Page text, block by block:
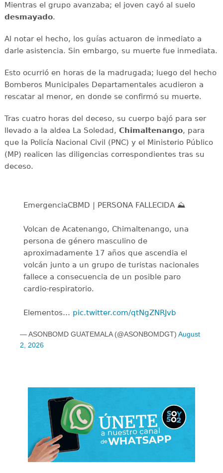
Mientras el grupo avanzaba; el joven cayó al suelo
desmayado.
Al notar el hecho, los guías actuaron de inmediato a
darle asistencia. Sin embargo, su muerte fue inmediata.
Esto ocurrió en horas de la madrugada; luego del hecho
Bomberos Municipales Departamentales acudieron a
rescatar al menor, en donde se confirmó su muerte.
Tras cuatro horas del deceso, su cuerpo bajó para ser
llevado a la aldea La Soledad, Chimaltenango, para
que la Policía Nacional Civil (PNC) y el Ministerio Público
(MP) realicen las diligencias correspondientes tras su
deceso.
EmergenciaCBMD | PERSONA FALLECIDA ⛰️
Volcan de Acatenango, Chimaltenango, una
persona de género masculino de
aproximadamente 17 años que ascendia el
volcán junto a un grupo de turistas nacionales
fallece a consecuencia de un posible paro
cardio-respiratorio.
Elementos… pic.twitter.com/qtNgZNRJvb
— ASONBOMD GUATEMALA (@ASONBOMDGT) August
2, 2026